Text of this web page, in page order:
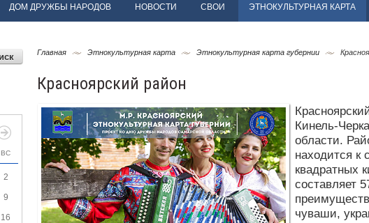
ДОМ ДРУЖБЫ НАРОДОВ НОВОСТИ СВОИ ЭТНОКУЛЬТУРНАЯ КАРТА
ВС
2
9
16
Главная Этнокультурная карта Этнокультурная карта губернии
Красноярский район
Кинель-
области.
находится к
квадратных
составляет
чуваши,